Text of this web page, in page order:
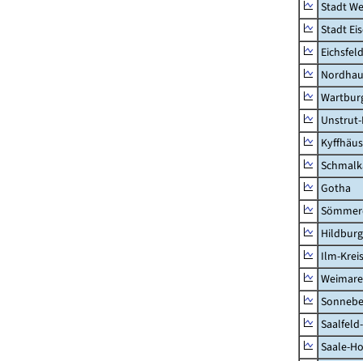
Stadt
Stadt
Eichsfeld
Gotha
Ilm-Kreis
Saale-